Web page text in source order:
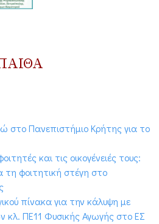
στο Πανεπιστήμιο Κρήτης για το
και τις οικογένειές τους:
τη φοιτητική στέγη στο
πίνακα για την κάλυψη με
κλ. ΠΕ11 Φυσικής Αγωγής στο ΕΣ